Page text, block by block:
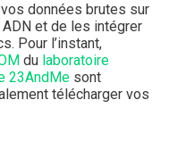
données brutes sur
et de les intégrer
Pour l’instant,
du laboratoire
23AndMe sont
télécharger vos